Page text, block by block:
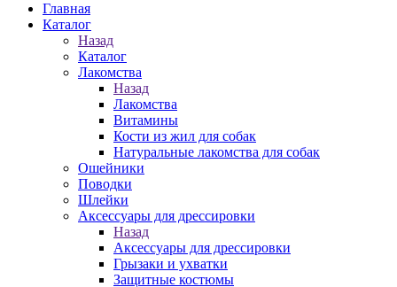
Главная
Каталог
Назад
Каталог
Лакомства
Назад
Лакомства
Витамины
Кости из жил для собак
Натуральные лакомства для собак
Ошейники
Поводки
Шлейки
Аксессуары для дрессировки
Назад
Аксессуары для дрессировки
Грызаки и ухватки
Защитные костюмы